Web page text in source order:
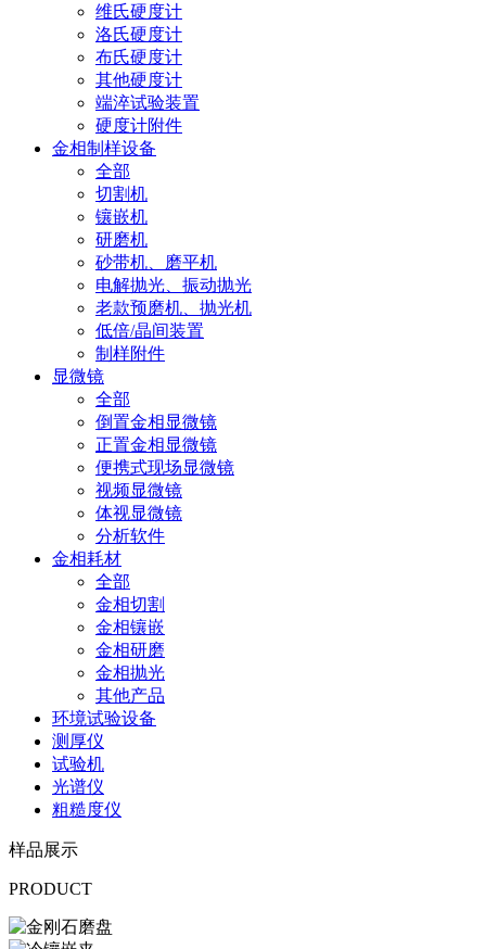
维氏硬度计
洛氏硬度计
布氏硬度计
其他硬度计
端淬试验装置
硬度计附件
金相制样设备
全部
切割机
镶嵌机
研磨机
砂带机、磨平机
电解抛光、振动抛光
老款预磨机、抛光机
低倍/晶间装置
制样附件
显微镜
全部
倒置金相显微镜
正置金相显微镜
便携式现场显微镜
视频显微镜
体视显微镜
分析软件
金相耗材
全部
金相切割
金相镶嵌
金相研磨
金相抛光
其他产品
环境试验设备
测厚仪
试验机
光谱仪
粗糙度仪
样品展示
PRODUCT